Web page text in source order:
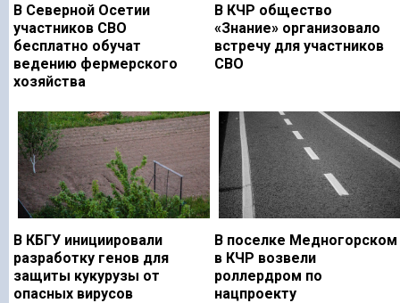
В Северной Осетии
участников СВО
бесплатно обучат
ведению фермерского
хозяйства
В КЧР общество
«Знание» организовало
встречу для участников
СВО
В КБГУ инициировали
разработку генов для
защиты кукурузы от
опасных вирусов
В поселке Медногорском
в КЧР возвели
роллердром по
нацпроекту